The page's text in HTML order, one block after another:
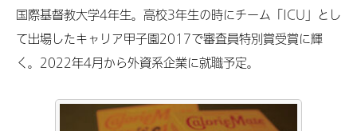
国際基督教大学4年生。高校3年生の時にチーム「ICU」とし
て出場したキャリア甲子園2017で審査員特別賞受賞に輝
く。2022年4月から外資系企業に就職予定。